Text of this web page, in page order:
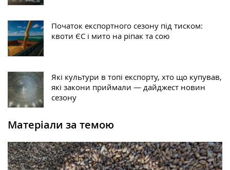
Початок експортного сезону під тиском:
квоти ЄС і мито на ріпак та сою
Які культури в топі експорту, хто що купував,
які закони приймали — дайджест новин
сезону
Матеріали за темою